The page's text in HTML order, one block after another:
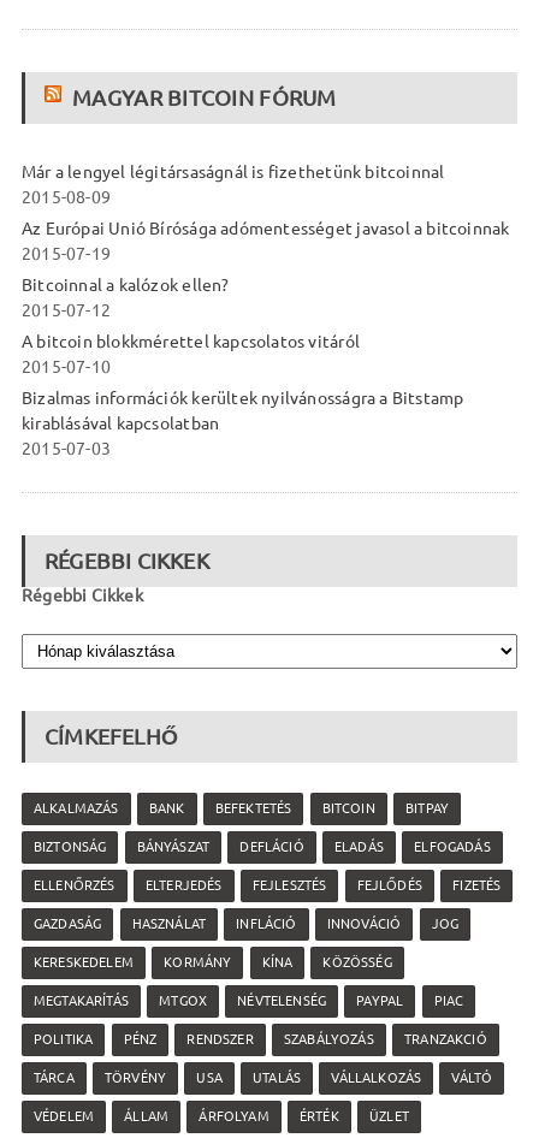
MAGYAR BITCOIN FÓRUM
Már a lengyel légitársaságnál is fizethetünk bitcoinnal
2015-08-09
Az Európai Unió Bírósága adómentességet javasol a bitcoinnak
2015-07-19
Bitcoinnal a kalózok ellen?
2015-07-12
A bitcoin blokkmérettel kapcsolatos vitáról
2015-07-10
Bizalmas információk kerültek nyilvánosságra a Bitstamp
kirablásával kapcsolatban
2015-07-03
RÉGEBBI CIKKEK
Régebbi Cikkek
CÍMKEFELHŐ
ALKALMAZÁS BANK BEFEKTETÉS BITCOIN BITPAY
BIZTONSÁG BÁNYÁSZAT DEFLÁCIÓ ELADÁS ELFOGADÁS
ELLENŐRZÉS ELTERJEDÉS FEJLESZTÉS FEJLŐDÉS FIZETÉS
GAZDASÁG HASZNÁLAT INFLÁCIÓ INNOVÁCIÓ JOG
KERESKEDELEM KORMÁNY KÍNA KÖZÖSSÉG
MEGTAKARÍTÁS MTGOX NÉVTELENSÉG PAYPAL PIAC
POLITIKA PÉNZ RENDSZER SZABÁLYOZÁS TRANZAKCIÓ
TÁRCA TÖRVÉNY USA UTALÁS VÁLLALKOZÁS VÁLTÓ
VÉDELEM ÁLLAM ÁRFOLYAM ÉRTÉK ÜZLET